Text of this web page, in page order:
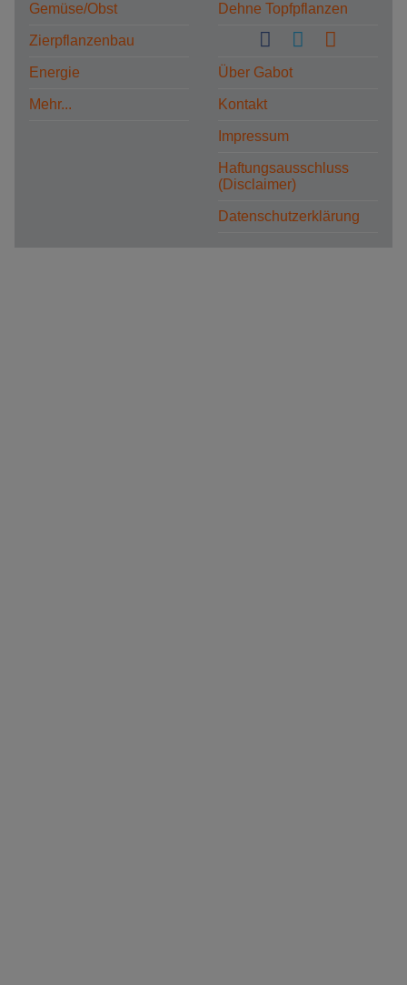
Gemüse/Obst
Zierpflanzenbau
Energie
Mehr...
Dehne Topfpflanzen
Über Gabot
Kontakt
Impressum
Haftungsausschluss
(Disclaimer)
Datenschutzerklärung